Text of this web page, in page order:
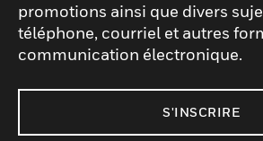
promotions ainsi que divers
téléphone, courriel et autres
communication électronique.
S'INSCRIRE